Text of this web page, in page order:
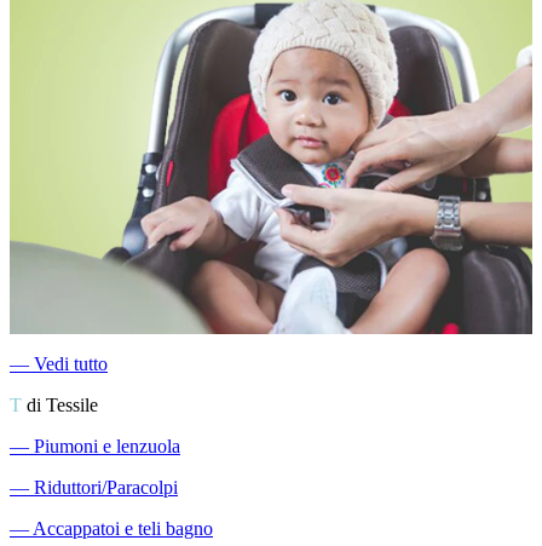
― Vedi tutto
T di Tessile
― Piumoni e lenzuola
― Riduttori/Paracolpi
―Accappatoi e teli bagno